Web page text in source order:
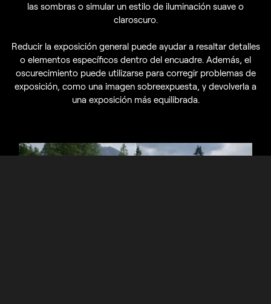
las sombras o simular un estilo de iluminación suave o
claroscuro.
Reducir la exposición general puede ayudar a resaltar detalles
o elementos específicos dentro del encuadre. Además, el
oscurecimiento puede utilizarse para corregir problemas de
exposición, como una imagen sobreexpuesta, y devolverla a
una exposición más equilibrada.